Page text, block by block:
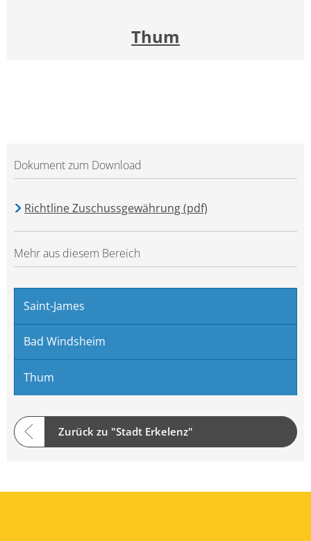
Thum
Dokument zum Download
Richtline Zuschussgewährung (pdf)
Mehr aus diesem Bereich
Saint-James
Bad Windsheim
Thum
Zurück zu "Stadt Erkelenz"